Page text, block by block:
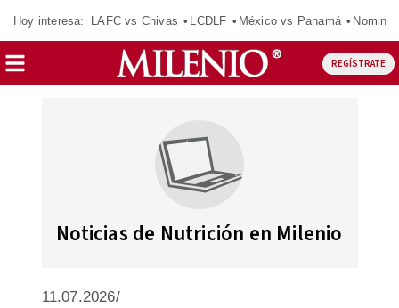
Hoy interesa: LAFC vs Chivas LCDLF México vs Panamá
REGÍSTRATE
Noticias de Nutrición en Milenio
11.07.2026/